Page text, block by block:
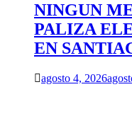
NINGUN
PALIZA
EN
agosto 4, 2026